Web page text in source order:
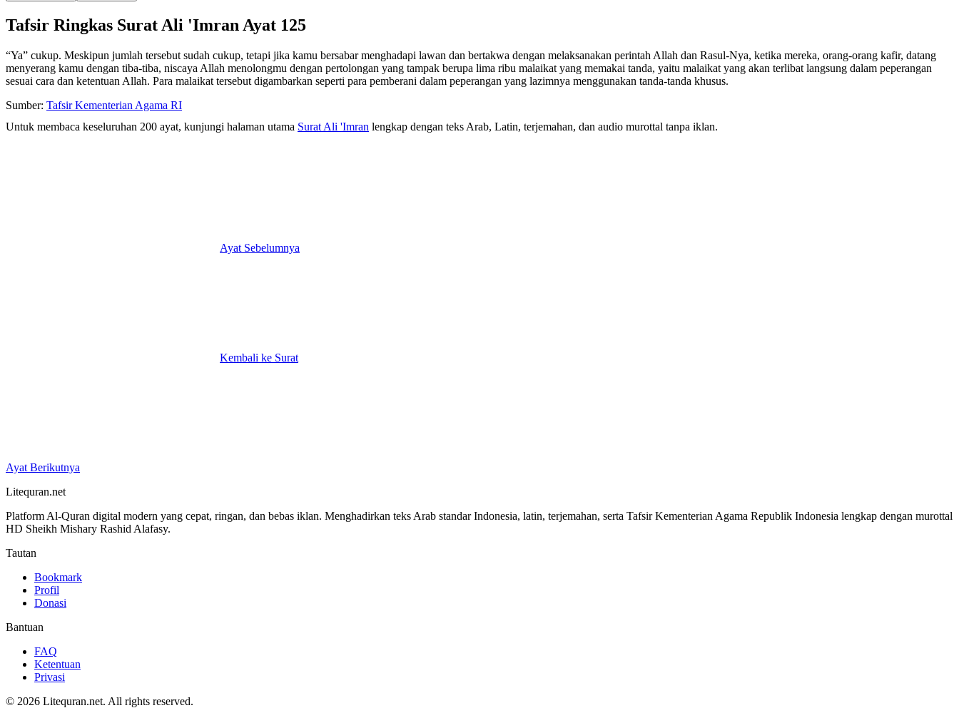
Tafsir Ringkas Surat Ali 'Imran Ayat 125
“Ya” cukup. Meskipun jumlah tersebut sudah cukup, tetapi jika kamu bersabar menghadapi lawan dan bertakwa dengan melaksanakan perintah Allah dan Rasul-Nya, ketika mereka, orang-orang kafir, datang
menyerang kamu dengan tiba-tiba, niscaya Allah menolongmu dengan pertolongan yang tampak berupa lima ribu malaikat yang memakai tanda, yaitu malaikat yang akan terlibat langsung dalam peperangan
sesuai cara dan ketentuan Allah. Para malaikat tersebut digambarkan seperti para pemberani dalam peperangan yang lazimnya menggunakan tanda-tanda khusus.
Sumber: Tafsir Kementerian Agama RI
Untuk membaca keseluruhan 200 ayat, kunjungi halaman utama Surat Ali 'Imran lengkap dengan teks Arab, Latin, terjemahan, dan audio murottal tanpa iklan.
Ayat Sebelumnya
Kembali ke Surat
Ayat Berikutnya
Litequran.net
Platform Al-Quran digital modern yang cepat, ringan, dan bebas iklan. Menghadirkan teks Arab standar Indonesia, latin, terjemahan, serta Tafsir Kementerian Agama Republik Indonesia lengkap dengan murottal
HD Sheikh Mishary Rashid Alafasy.
Tautan
Bookmark
Profil
Donasi
Bantuan
FAQ
Ketentuan
Privasi
© 2026 Litequran.net. All rights reserved.